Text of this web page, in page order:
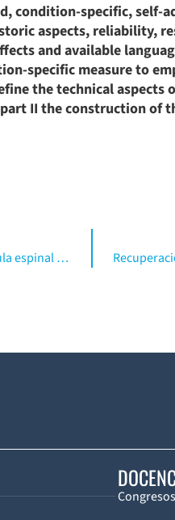
condition-specific, self-
aspects, reliability,
and available
specific measure to
the technical aspects
II the construction of
La actividad locomotriz en personas con médula espinal lesionada. (Inglés)